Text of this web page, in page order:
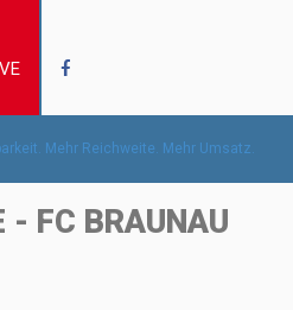
- FC BRAUNAU